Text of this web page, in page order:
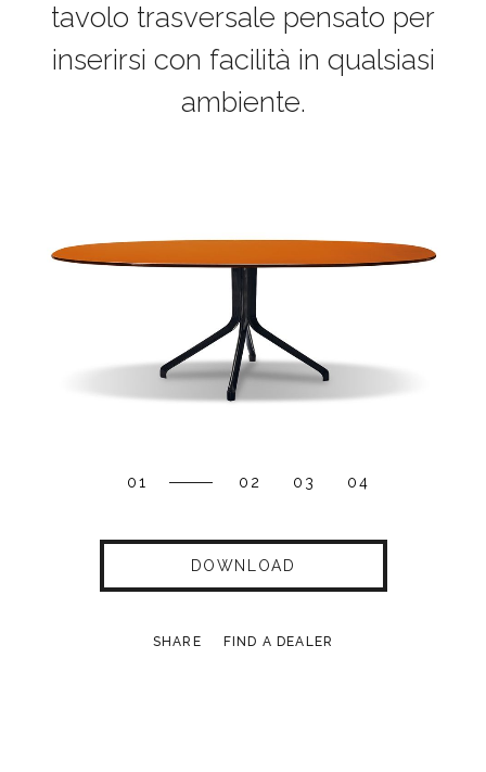
tavolo trasversale pensato per
inserirsi con facilità in qualsiasi
ambiente.
01 02 03 04
DOWNLOAD
SHARE FIND A DEALER